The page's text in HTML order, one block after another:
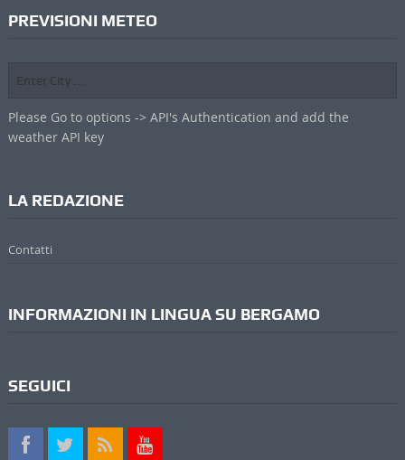
PREVISIONI METEO
Please Go to options -> API's Authentication and add the
weather API key
LA REDAZIONE
Contatti
INFORMAZIONI IN LINGUA SU BERGAMO
SEGUICI